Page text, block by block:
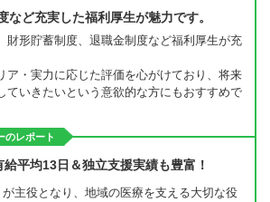
など充実した福利厚生が魅力です。
形貯蓄制度、退職金制度など福利厚生が充
・実力に応じた評価を心がけており、将来
ていきたいという意欲的な方にもおすすめで
のレポート
平均13日＆独立支援実績も豊富！
主役となり、地域の医療を支える大切な役